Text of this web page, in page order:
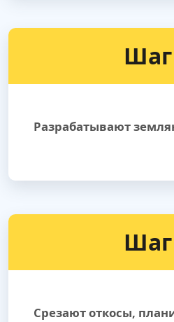
Разрабатывают
Шаг
Срезают откосы,